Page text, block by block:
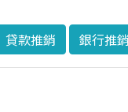
貸款推銷
銀行推